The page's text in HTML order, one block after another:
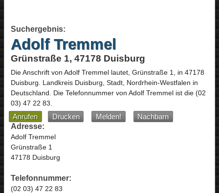
Suchergebnis:
Adolf Tremmel
Grünstraße 1, 47178 Duisburg
Die Anschrift von Adolf Tremmellautet, Grünstraße 1, in 47178
Duisburg. Landkreis Duisburg, Stadt, Nordrhein-Westfalen in
Deutschland. Die Telefonnummer von Adolf Tremmel ist die (02
03) 47 22 83.
Anrufen Drucken Melden!
Nachbarn
Adresse:
Adolf Tremmel
Grünstraße 1
47178 Duisburg
Telefonnummer:
(02 03) 47 22 83